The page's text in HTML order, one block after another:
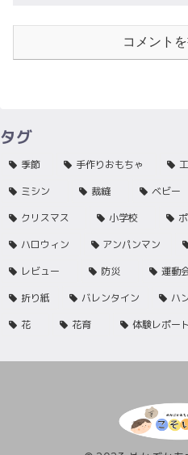
コメント
タグ
季節 手作りおもちゃ
ミシン
裁縫 ベビー
クリスマス
小学校
ハロウィン
アンパンマン
レビュー
防災 運動
折り紙
バレンタイン ハ
花
花育 体験レポー